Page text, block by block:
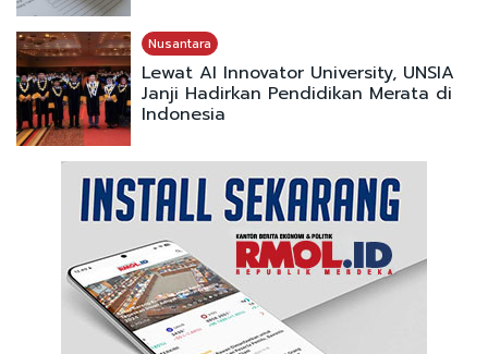
Nusantara
Lewat AI Innovator University, UNSIA
Janji Hadirkan Pendidikan Merata di
Indonesia